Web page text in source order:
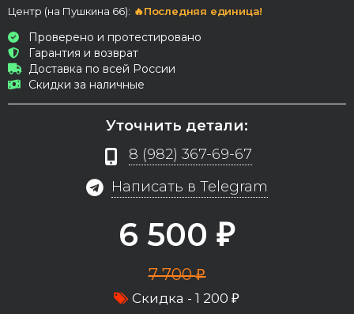
Центр (на Пушкина 66): 🔥Последняя единица!
Проверено и протестировано
Гарантия и возврат
Доставка по всей России
Скидки за наличные
Уточнить детали:
8 (982) 367-69-67
Написать в Telegram
6 500 ₽
7 700₽
Скидка - 1 200 ₽